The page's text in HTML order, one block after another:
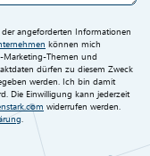
angeforderten Informationen
können mich
Marketing-Themen und
dürfen zu diesem Zweck
werden. Ich bin damit
Die Einwilligung kann jederzeit
widerrufen werden.